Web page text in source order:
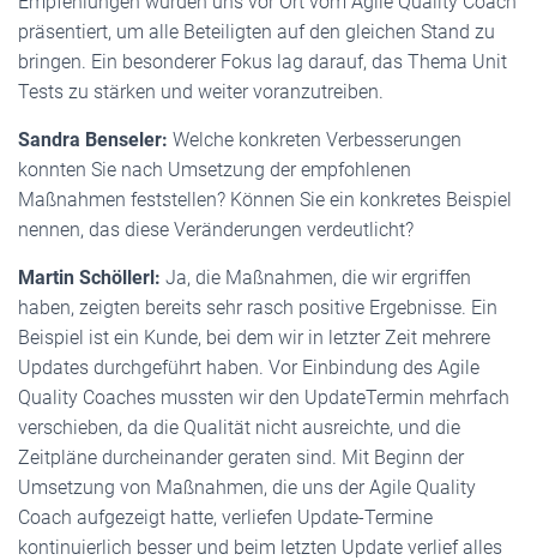
präsentiert, um alle Beteiligten auf den gleichen Stand zu
bringen. Ein besonderer Fokus lag darauf, das Thema Unit
Tests zu stärken und weiter voranzutreiben.
Sandra Benseler: Welche konkreten Verbesserungen
konnten Sie nach Umsetzung der empfohlenen
Maßnahmen feststellen? Können Sie ein konkretes Beispiel
nennen, das diese Veränderungen verdeutlicht?
Martin Schöllerl: Ja, die Maßnahmen, die wir ergriffen
haben, zeigten bereits sehr rasch positive Ergebnisse. Ein
Beispiel ist ein Kunde, bei dem wir in letzter Zeit mehrere
Updates durchgeführt haben. Vor Einbindung des Agile
Quality Coaches mussten wir den UpdateTermin mehrfach
verschieben, da die Qualität nicht ausreichte, und die
Zeitpläne durcheinander geraten sind. Mit Beginn der
Umsetzung von Maßnahmen, die uns der Agile Quality
Coach aufgezeigt hatte, verliefen Update-Termine
kontinuierlich besser und beim letzten Update verlief alles